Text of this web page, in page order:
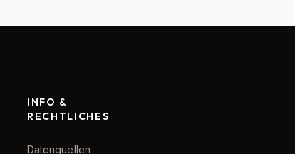
INFO &
RECHTLICHES
Datenquellen